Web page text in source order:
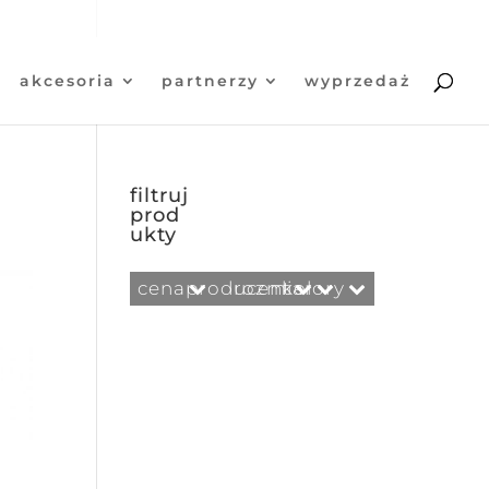
akcesoria partnerzy wyprzedaż
filtruj
prod
ukty
cenaproducent
rozmiarkolory